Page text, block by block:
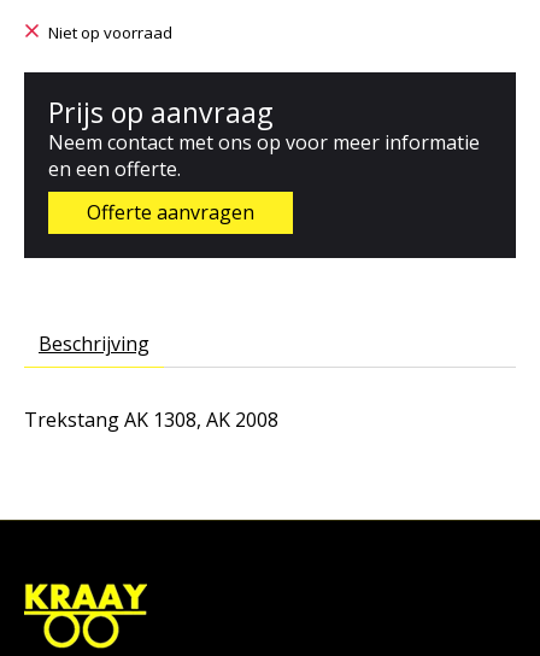
Niet op voorraad
Prijs op aanvraag
Neem contact met ons op voor meer informatie
en een offerte.
Offerte aanvragen
Beschrijving
Trekstang AK 1308, AK 2008